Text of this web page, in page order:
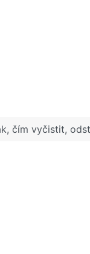
čím vyčistit,